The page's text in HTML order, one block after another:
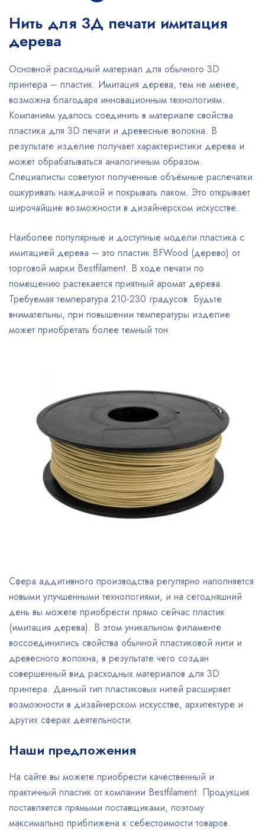
Нить для 3Д печати имитация
дерева
Основной расходный материал для обычного 3D
принтера – пластик. Имитация дерева, тем не менее,
возможна благодаря инновационным технологиям.
Компаниям удалось соединить в материале свойства
пластика для 3D печати и древесные волокна. В
результате изделие получает характеристики дерева и
может обрабатываться аналогичным образом.
Специалисты советуют полученные объёмные распечатки
ошкуривать наждачкой и покрывать лаком. Это открывает
широчайшие возможности в дизайнерском искусстве.
Наиболее популярные и доступные модели пластика с
имитацией дерева – это пластик BFWood (дерево) от
торговой марки Bestfilament. В ходе печати по
помещению растекается приятный аромат дерева.
Требуемая температура 210-230 градусов. Будьте
внимательны, при повышении температуры изделие
может приобретать более темный тон.
Сфера аддитивного производства регулярно наполняется
новыми улучшенными технологиями, и на сегодняшний
день вы можете приобрести прямо сейчас пластик
(имитация дерева). В этом уникальном филаменте
воссоединились свойства обычной пластиковой нити и
древесного волокна, в результате чего создан
совершенный вид расходных материалов для 3D
принтера. Данный тип пластиковых нитей расширяет
возможности в дизайнерском искусстве, архитектуре и
других сферах деятельности.
Наши предложения
На сайте вы можете приобрести качественный и
практичный пластик от компании Bestfilament. Продукция
поставляется прямыми поставщиками, поэтому
максимально приближена к себестоимости товаров.